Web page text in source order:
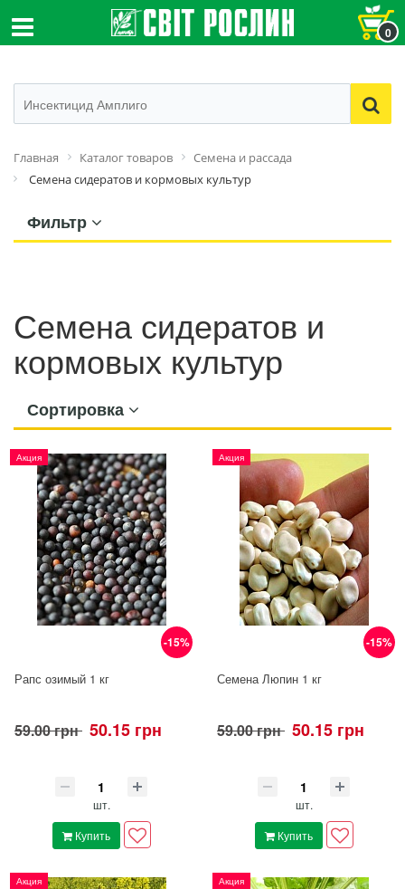
0
Главная Каталог товаров
Семена и рассада
Семена сидератов и кормовых культур
Фильтр
Семена сидератов и
кормовых культур
Сортировка
-15%
Акция
Рапс озимый 1 кг
59.00 грн 50.15 грн
шт.
Купить
-15%
Акция
Семена Люпин 1 кг
59.00 грн 50.15 грн
шт.
Купить
Акция Акция